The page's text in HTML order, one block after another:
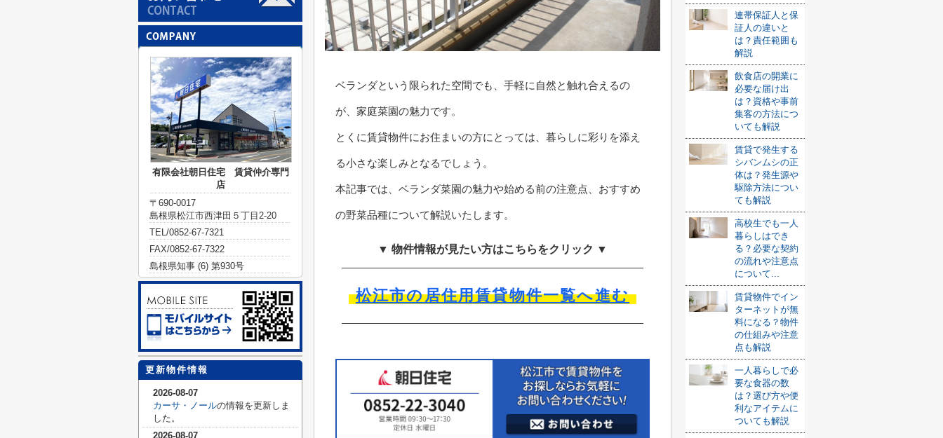
ベランダという限られた空間でも、手軽に自然と触れ合えるの
が、家庭菜園の魅力です。
とくに賃貸物件にお住まいの方にとっては、暮らしに彩りを添え
る小さな楽しみとなるでしょう。
本記事では、ベランダ菜園の魅力や始める前の注意点、おすすめ
の野菜品種について解説いたします。
▼ 物件情報が見たい方はこちらをクリック ▼
松江市の居住用賃貸物件一覧へ進む
連帯保証人と保
証人の違いと
は？責任範囲も
解説
飲食店の開業に
必要な届け出
は？資格や事前
集客の方法につ
いても解説
賃貸で発生する
シバンムシの正
体は？発生源や
駆除方法につい
ても解説
高校生でも一人
暮らしはでき
る？必要な契約
の流れや注意点
について...
賃貸物件でイン
ターネットが無
料になる？物件
の仕組みや注意
点も解説
一人暮らしで必
要な食器の数
は？選び方や便
利なアイテムに
ついても解説
有限会社朝日住宅 賃貸仲介専門
店
〒690-0017
島根県松江市西津田５丁目2-20
TEL/0852-67-7321
FAX/0852-67-7322
島根県知事 (6) 第930号
更新物件情報
2026-08-07
カーサ・ノールの情報を更新しま
した。
2026-08-07